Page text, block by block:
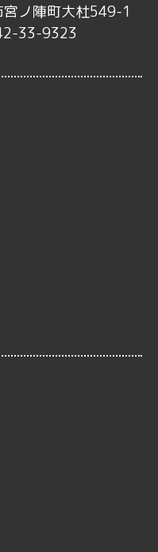
ノ陣町大杜549-1
33-9323